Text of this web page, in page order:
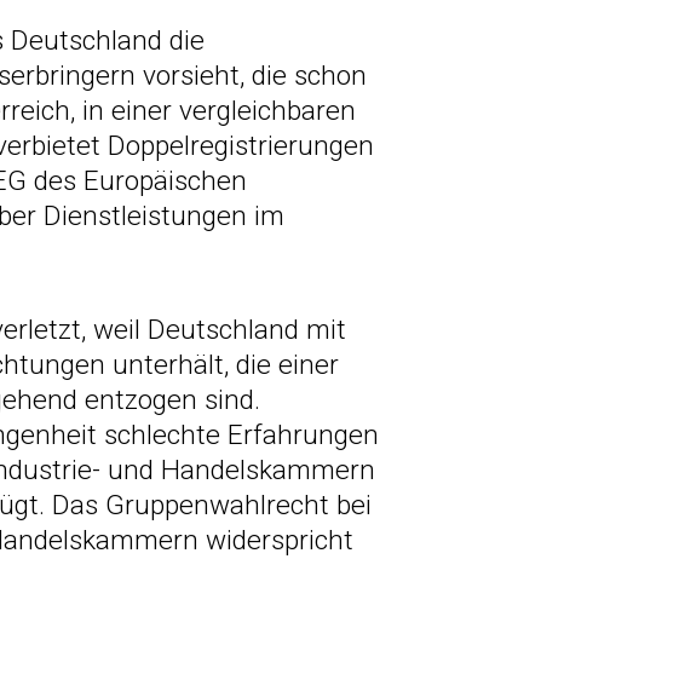
die
vorsieht, die schon
in einer vergleichbaren
Doppelregistrierungen
des Europäischen
Dienstleistungen im
weil Deutschland mit
unterhält, die einer
entzogen sind.
schlechte Erfahrungen
und Handelskammern
Das Gruppenwahlrecht bei
widerspricht